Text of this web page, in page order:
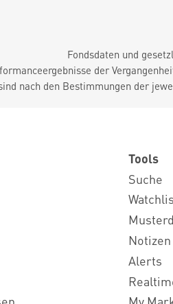
Fondsdaten und
der
nach den Bestimmungen der
Tools
Suche
Notizen
Alerts